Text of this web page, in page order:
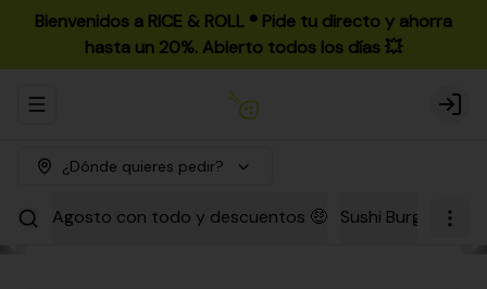
Bienvenidos a RICE & ROLL ®️ Pide tu directo y ahorra
hasta un 20%. Abierto todos los días 💥
Abrir menu de navegación Login
¿Dónde quieres pedir?
Agosto con todo y descuentos 🤑 Sushi Burgers